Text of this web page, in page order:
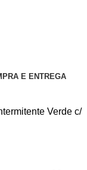
E ENTREGA
Verde c/